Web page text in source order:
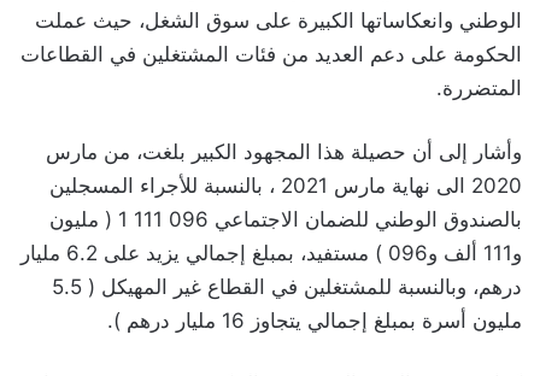
الوطني وانعكاساتها الكبيرة على سوق الشغل، حيث عملت
الحكومة على دعم العديد من فئات المشتغلين في القطاعات
المتضررة.
وأشار إلى أن حصيلة هذا المجهود الكبير بلغت، من مارس
2020 الى نهاية مارس 2021 ، بالنسبة للأجراء المسجلين
بالصندوق الوطني للضمان الاجتماعي 096 111 1 ( مليون
و111 ألف و096 ) مستفيد، بمبلغ إجمالي يزيد على 6.2 مليار
درهم، وبالنسبة للمشتغلين في القطاع غير المهيكل ( 5.5
مليون أسرة بمبلغ إجمالي يتجاوز 16 مليار درهم ).